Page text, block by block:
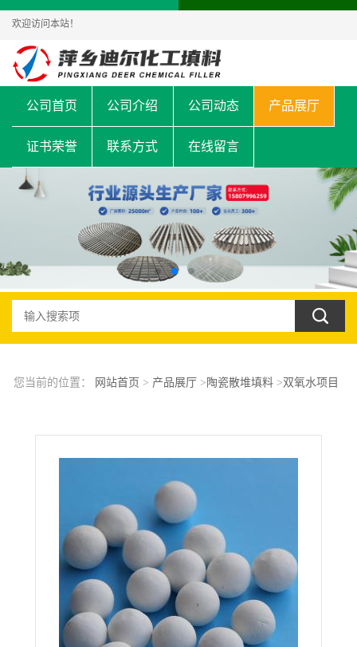
欢迎访问本站！
公司首页 公司介绍 公司动态 产品展厅
证书荣誉 联系方式 在线留言
您当前的位置： 网站首页 > 产品展厅> 陶瓷散堆填料>双氧水项目